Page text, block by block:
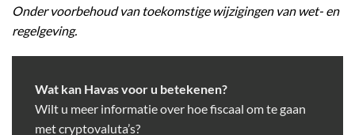
Onder voorbehoud van toekomstige wijzigingen van wet- en
regelgeving.
Wat kan Havas voor u betekenen?
Wilt u meer informatie over hoe fiscaal om te gaan
met cryptovaluta’s?